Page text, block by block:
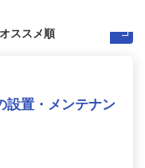
設置・メンテナン